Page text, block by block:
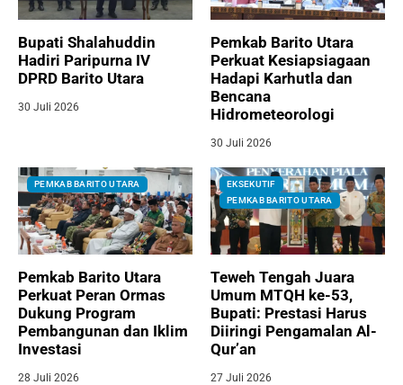
Bupati Shalahuddin
Hadiri Paripurna IV
DPRD Barito Utara
30 Juli 2026
Pemkab Barito Utara
Perkuat Kesiapsiagaan
Hadapi Karhutla dan
Bencana
Hidrometeorologi
30 Juli 2026
PEMKAB BARITO UTARA
Pemkab Barito Utara
Perkuat Peran Ormas
Dukung Program
Pembangunan dan Iklim
Investasi
28 Juli 2026
EKSEKUTIF
PEMKAB BARITO UTARA
Teweh Tengah Juara
Umum MTQH ke-53,
Bupati: Prestasi Harus
Diiringi Pengamalan Al-
Qur’an
27 Juli 2026